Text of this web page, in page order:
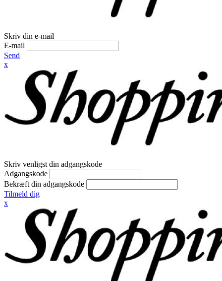
Skriv din e-mail
E-mail
Send
x
Skriv venligst din adgangskode
Adgangskode
Bekræft din adgangskode
Tilmeld dig
x